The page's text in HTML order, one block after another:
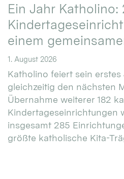
Ein Jahr Katholino:
einem
1. August 2026
Katholino feiert sein
gleichzeitig den nächsten
Übernahme weiterer 182
Kindertageseinrichtungen
insgesamt 285
größte katholische Kita-